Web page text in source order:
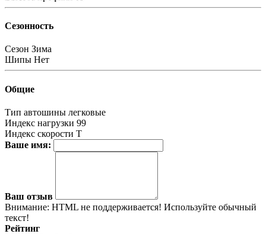
Сезонность
Сезон Зима
Шипы Нет
Общие
Тип автошины легковые
Индекс нагрузки 99
Индекс скорости T
Ваше имя:
Ваш отзыв
Внимание: HTML не поддерживается! Используйте обычный
текст!
Рейтинг